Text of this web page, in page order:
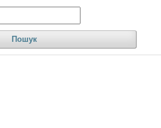
Пошук